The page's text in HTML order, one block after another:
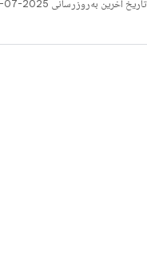
تاریخ آخرین به‌روزرسانی 2025-07-29 به‌وقت ساعت هماهنگ جهانی.